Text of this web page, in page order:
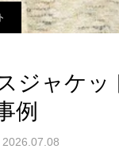
ジャケ
例
2026.07.08